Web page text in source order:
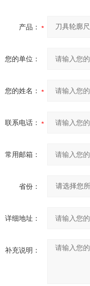
产品：
您的单位：
您的姓名：
联系电话：
常用邮箱：
省份：
详细地址：
补充说明：